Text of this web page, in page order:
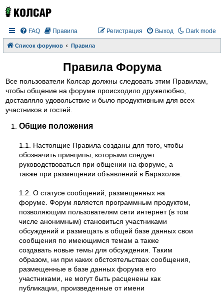
Dark mode
FAQ Правила Выход
Регистрация
Список форумов Правила
Правила Форума
Все пользователи Колсар должны следовать этим Правилам,
чтобы общение на форуме происходило дружелюбно,
доставляло удовольствие и было продуктивным для всех
участников и гостей.
Общие положения
1.1. Настоящие Правила созданы для того, чтобы
обозначить принципы, которыми следует
руководствоваться при общении на форуме, а
также при размещении объявлений в Барахолке.
1.2. О статусе сообщений, размещенных на
форуме. Форум является программным продуктом,
позволяющим пользователям сети интернет (в том
числе анонимным) становиться участниками
обсуждений и размещать в общей базе данных свои
сообщения по имеющимся темам а также
создавать новые темы для обсуждения. Таким
образом, ни при каких обстоятельствах сообщения,
размещенные в базе данных форума его
участниками, не могут быть расценены как
публикации, произведенные от имени